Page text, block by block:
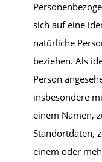
sich auf eine
natürliche
beziehen. Als
Person
insbesondere
einem Namen,
Standortdaten,
einem oder